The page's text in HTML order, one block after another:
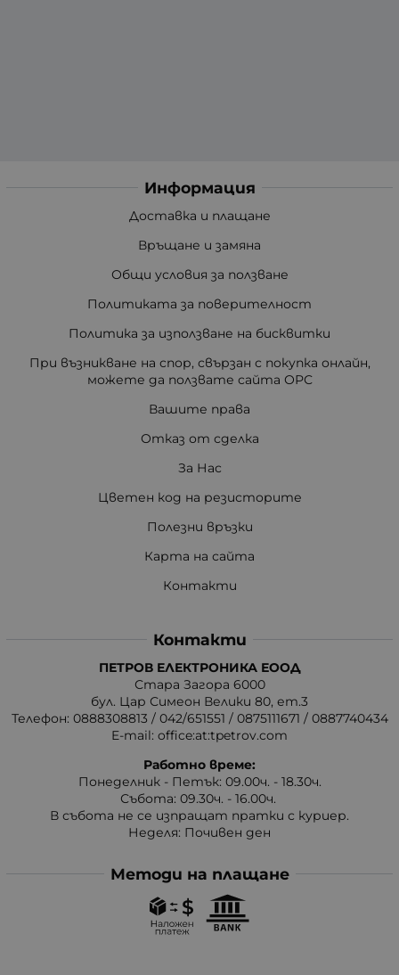
Информация
Доставка и плащане
Връщане и замяна
Общи условия за ползване
Политиката за поверителност
Политика за използване на бисквитки
При възникване на спор, свързан с покупка онлайн,
можете да ползвате сайта ОРС
Вашите права
Отказ от сделка
За Нас
Цветен код на резисторите
Полезни връзки
Карта на сайта
Контакти
Контакти
ПЕТРОВ ЕЛЕКТРОНИКА ЕООД
Стара Загора 6000
бул. Цар Симеон Велики 80, ет.3
Телефон: 0888308813 / 042/651551 / 0875111671 / 0887740434
E-mail: office:at:tpetrov.com
Работно време:
Понеделник - Петък: 09.00ч. - 18.30ч.
Събота: 09.30ч. - 16.00ч.
В събота не се изпращат пратки с куриер.
Неделя: Почивен ден
Методи на плащане